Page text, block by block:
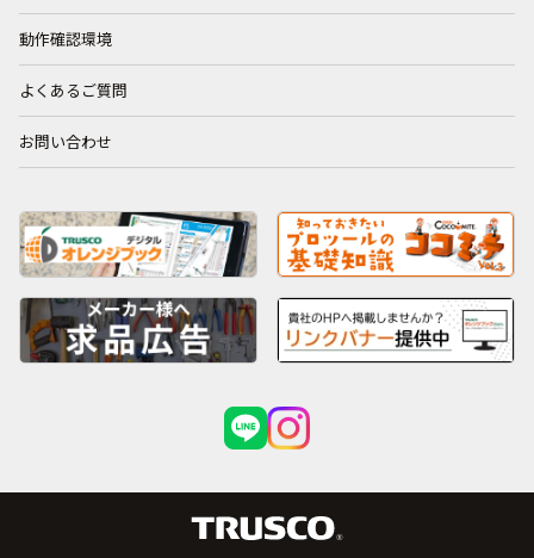
動作確認環境
よくあるご質問
お問い合わせ